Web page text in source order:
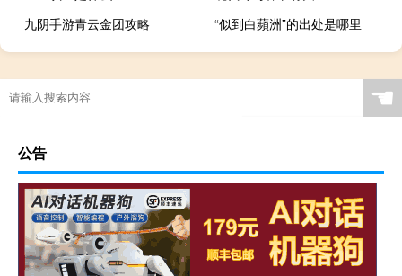
九阴手游青云金团攻略
“似到白蘋洲”的出处是哪里
☚
公告